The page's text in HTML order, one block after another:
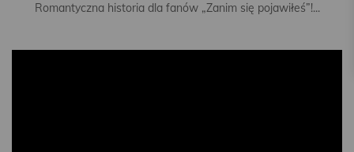
Romantyczna historia dla fanów „Zanim się pojawiłeś”!...